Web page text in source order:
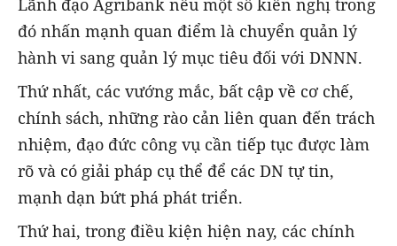
đó nhấn mạnh quan điểm là chuyển quản lý
hành vi sang quản lý mục tiêu đối với DNNN.
Thứ nhất, các vướng mắc, bất cập về cơ chế,
chính sách, những rào cản liên quan đến trách
nhiệm, đạo đức công vụ cần tiếp tục được làm
rõ và có giải pháp cụ thể để các DN tự tin,
mạnh dạn bứt phá phát triển.
Thứ hai, trong điều kiện hiện nay, các chính